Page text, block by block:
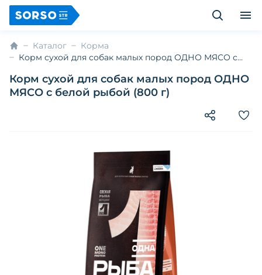
Каталог
Корма
Корм сухой для собак малых пород ОДНО МЯСО с
Корм сухой для собак малых пород ОДНО
МЯСО с белой рыбой (800 г)